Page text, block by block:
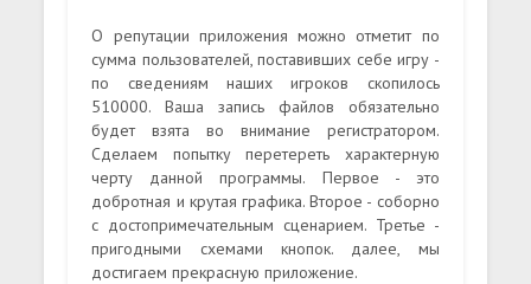
О репутации приложения можно отметит по
сумма пользователей, поставивших себе игру -
по сведениям наших игроков скопилось
510000. Ваша запись файлов обязательно
будет взята во внимание регистратором.
Сделаем попытку перетереть характерную
черту данной программы. Первое - это
добротная и крутая графика. Второе - соборно
с достопримечательным сценарием. Третье -
пригодными схемами кнопок. далее, мы
достигаем прекрасную приложение.